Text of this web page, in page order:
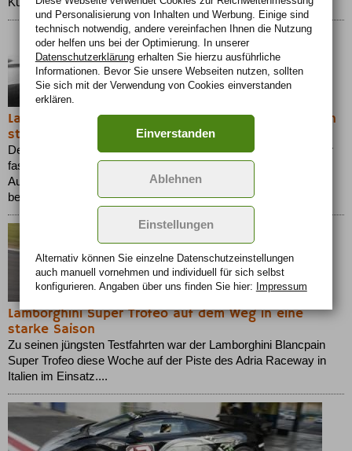
Lamborghini Murciélago LP 670-4 SuperVeloce: noch
stärker, leichter und schneller
Der Lamborghini Murciélago LP 670-4 SuperVeloce ist einer der
faszinierendsten Supersportwagen aller Zeiten. Jetzt ergänzt
Automobili Lamborghini diese Baureihe durch ein neues,
besonders puristisches und noch extremeres Topmodell....
Lamborghini Super Trofeo auf dem Weg in eine
starke Saison
Zu seinen jüngsten Testfahrten war der Lamborghini Blancpain
Super Trofeo diese Woche auf der Piste des Adria Raceway in
Italien im Einsatz....
und Personalisierung von Inhalten und Werbung. Einige sind
technisch notwendig, andere vereinfachen Ihnen die Nutzung
oder helfen uns bei der Optimierung. In unserer
Datenschutzerklärungerhalten Sie hierzu ausführliche
Informationen. Bevor Sie unsere Webseiten nutzen, sollten
Sie sich mit der Verwendung von Cookies einverstanden
erklären.
Einverstanden
Ablehnen
Einstellungen
Alternativ können Sie einzelne Datenschutz­ein­stellungen
auch manuell vor­nehmen und indivi­duell für sich selbst
konfigurieren. Angaben über uns finden Sie hier: Impressum